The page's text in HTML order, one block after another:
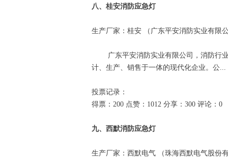
八、桂安消防应急灯
生产厂家：桂安 （广东平安消防实业有限
广东平安消防实业有限公司，消防行业
计、生产、销售于一体的现代化企业。公...
投票记录：
得票：200 点赞：1012 分享：300 评论：0
九、西默消防应急灯
生产厂家：西默电气 （珠海西默电气股份